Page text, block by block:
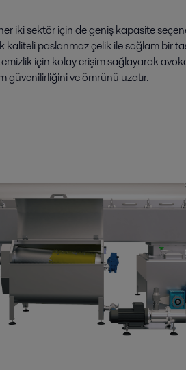
iki sektör için de geniş kapasite
kaliteli paslanmaz çelik ile sağlam bir
için kolay erişim sağlayarak
güvenilirliğini ve ömrünü uzatır.